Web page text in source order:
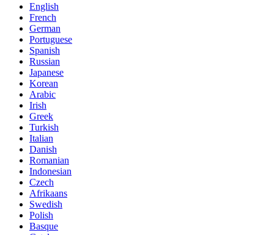
English
French
German
Portuguese
Spanish
Russian
Japanese
Korean
Arabic
Irish
Greek
Turkish
Italian
Danish
Romanian
Indonesian
Czech
Afrikaans
Swedish
Polish
Basque